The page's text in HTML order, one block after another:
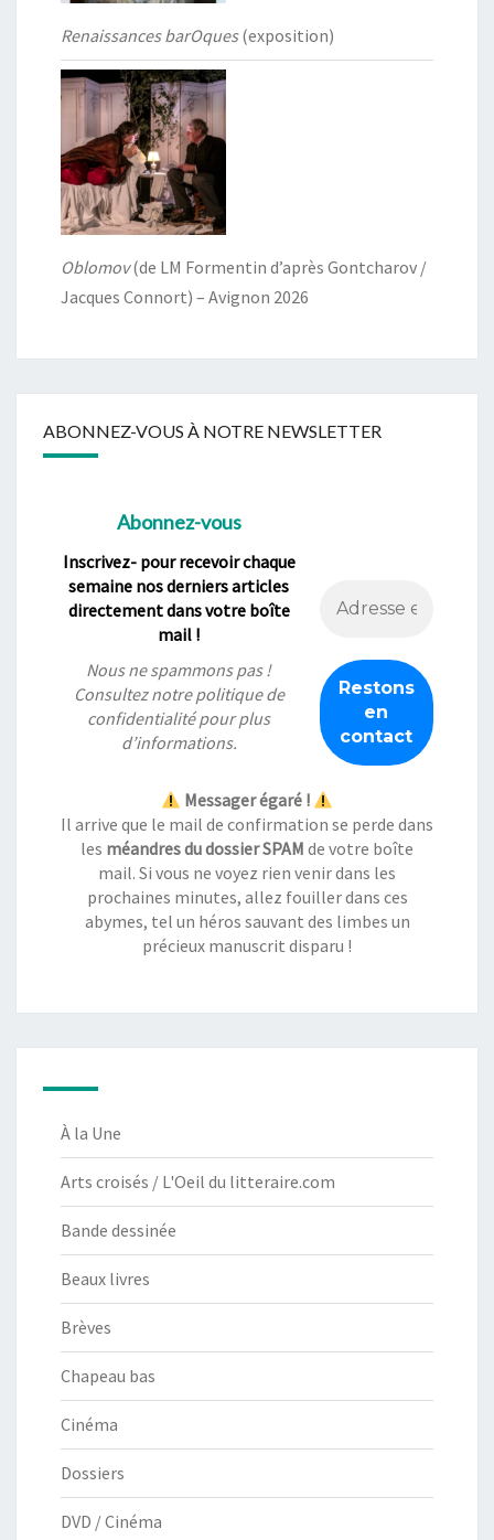
Renaissances barOques(exposition)
Oblomov(de LM Formentin d’après Gontcharov /
Jacques Connort) – Avignon 2026
ABONNEZ-VOUS À NOTRE NEWSLETTER
Abonnez-vous
Inscrivez- pour recevoir chaque
semaine nos derniers articles
directement dans votre boîte
mail !
Nous ne spammons pas !
Consultez notrepolitique de
confidentialitépour plus
d’informations.
Messager égaré !
Il arrive que le mail de confirmation se perde dans
les méandres du dossier SPAM de votre boîte
mail. Si vous ne voyez rien venir dans les
prochaines minutes, allez fouiller dans ces
abymes, tel un héros sauvant des limbes un
précieux manuscrit disparu !
À la Une
Arts croisés / L'Oeil du litteraire.com
Bande dessinée
Beaux livres
Brèves
Chapeau bas
Cinéma
Dossiers
DVD / Cinéma